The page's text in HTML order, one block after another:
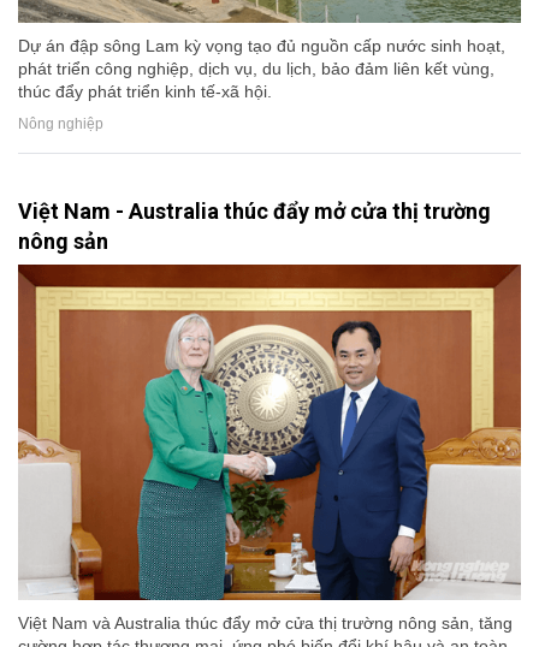
Dự án đập sông Lam kỳ vọng tạo đủ nguồn cấp nước sinh hoạt,
phát triển công nghiệp, dịch vụ, du lịch, bảo đảm liên kết vùng,
thúc đẩy phát triển kinh tế-xã hội.
Nông nghiệp
Việt Nam - Australia thúc đẩy mở cửa thị trường
nông sản
Việt Nam và Australia thúc đẩy mở cửa thị trường nông sản, tăng